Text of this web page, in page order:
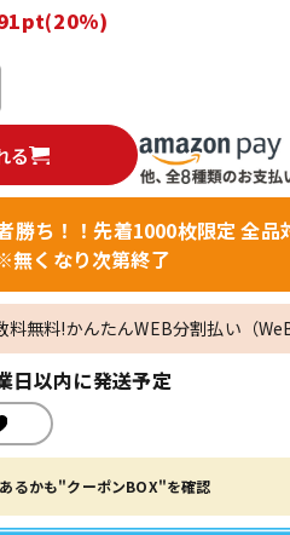
る
勝ち！！先着1000枚限定 全品
無くなり次第終了
料無料!かんたんWEB分割払い（
日以内に発送予定
るかも"クーポンBOX"を確認